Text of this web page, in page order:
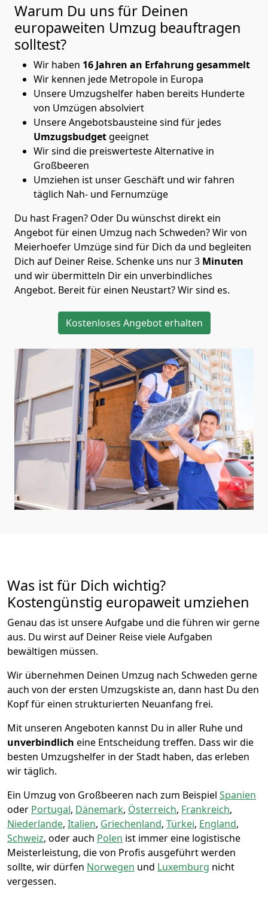
Warum Du uns für Deinen
europaweiten Umzug beauftragen
solltest?
Wir haben 16 Jahren an Erfahrung gesammelt
Wir kennen jede Metropole in Europa
Unsere Umzugshelfer haben bereits Hunderte
von Umzügen absolviert
Unsere Angebotsbausteine sind für jedes
Umzugsbudgetgeeignet
Wir sind die preiswerteste Alternative in
Großbeeren
Umziehen ist unser Geschäft und wir fahren
täglich Nah- und Fernumzüge
Du hast Fragen? Oder Du wünschst direkt ein
Angebot für einen Umzug nach Schweden? Wir von
Meierhoefer Umzügesind für Dich da und begleiten
Dich auf Deiner Reise. Schenke uns nur3 Minuten
und wir übermitteln Dir ein unverbindliches
Angebot. Bereit für einen Neustart? Wir sind es.
Kostenloses Angebot erhalten
Was ist für Dich wichtig?
Kostengünstig europaweit umziehen
Genau das ist unsere Aufgabe und die führen wir gerne
aus. Du wirst auf Deiner Reise viele Aufgaben
bewältigen müssen.
Wir übernehmen Deinen Umzug nach Schweden gerne
auch von der ersten Umzugskiste an, dann hast Du den
Kopf für einen strukturierten Neuanfang frei.
Mit unseren Angeboten kannst Du in aller Ruhe und
unverbindlich eine Entscheidung treffen. Dass wir die
besten Umzugshelfer in der Stadt haben, das erleben
wir täglich.
Ein Umzug von Großbeeren nach zum Beispiel Spanien
oder Portugal, Dänemark, Österreich, Frankreich,
Niederlande, Italien, Griechenland, Türkei, England,
Schweiz, oder auch Polen ist immer eine logistische
Meisterleistung, die von Profis ausgeführt werden
sollte, wir dürfen Norwegen und Luxemburg nicht
vergessen.